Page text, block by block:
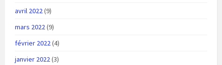
avril 2022(9)
mars 2022(9)
février 2022(4)
janvier 2022(3)